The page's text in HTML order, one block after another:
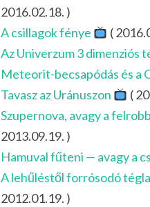
2016.02.18. )
A csillagok fénye
(
Az Univerzum 3 dimenziós
Meteorit-becsapódás és a
Tavasz az Uránuszon
(
Szupernova, avagy a
2013.09.19. )
Hamuval fűteni — avagy a
A lehűléstől forrósodó
2012.01.19. )